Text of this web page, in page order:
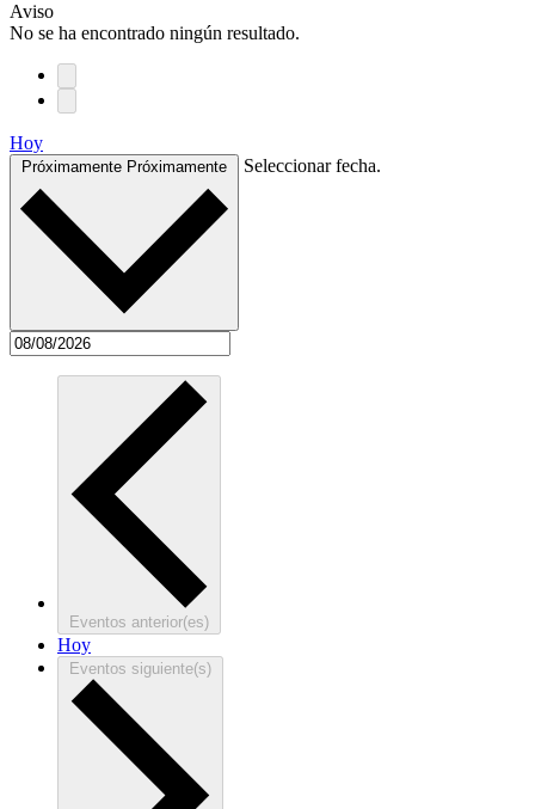
Aviso
No se ha encontrado ningún resultado.
Hoy
Próximamente Próximamente Seleccionar fecha.
Eventos anterior(es)
Hoy
Eventos siguiente(s)